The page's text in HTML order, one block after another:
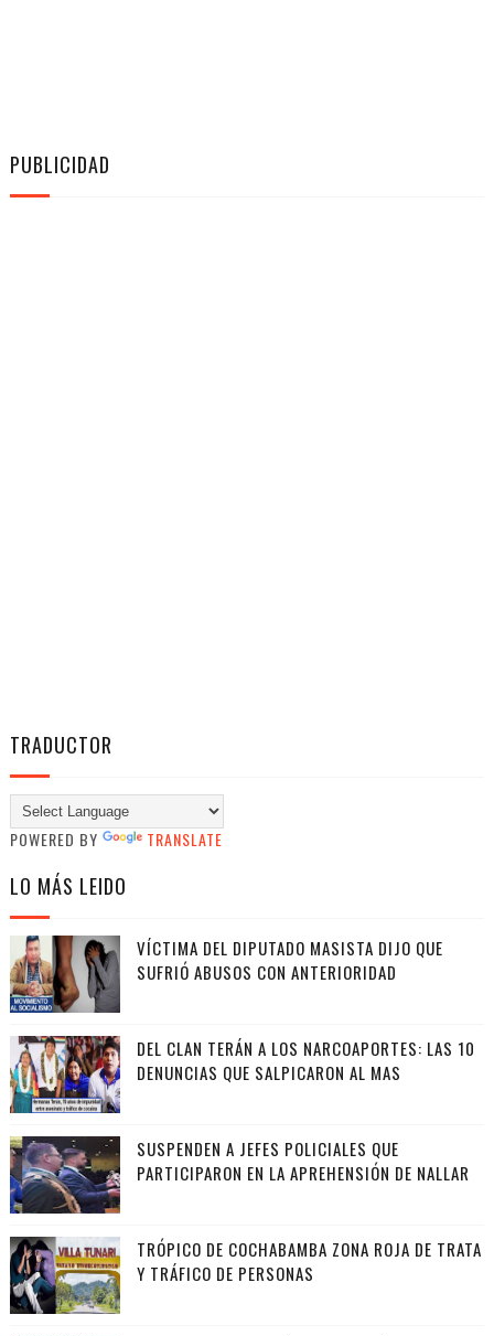
PUBLICIDAD
TRADUCTOR
POWERED BY TRANSLATE
LO MÁS LEIDO
VÍCTIMA DEL DIPUTADO MASISTA DIJO QUE
SUFRIÓ ABUSOS CON ANTERIORIDAD
DEL CLAN TERÁN A LOS NARCOAPORTES: LAS 10
DENUNCIAS QUE SALPICARON AL MAS
SUSPENDEN A JEFES POLICIALES QUE
PARTICIPARON EN LA APREHENSIÓN DE NALLAR
TRÓPICO DE COCHABAMBA ZONA ROJA DE TRATA
Y TRÁFICO DE PERSONAS